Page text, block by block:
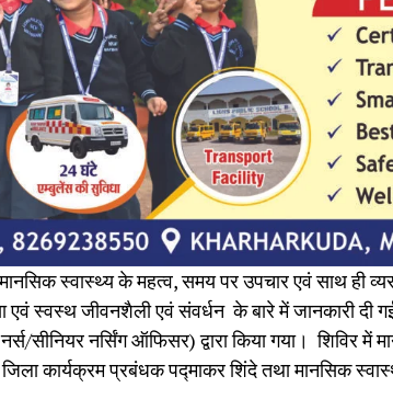
स्वास्थ्य के महत्व, समय पर उपचार एवं साथ ही
एवं स्वस्थ जीवनशैली एवं संवर्धन के बारे में जानकारी दी
सीनियर नर्सिंग ऑफिसर) द्वारा किया गया। शिविर
कार्यक्रम प्रबंधक पद्माकर शिंदे तथा मानसिक